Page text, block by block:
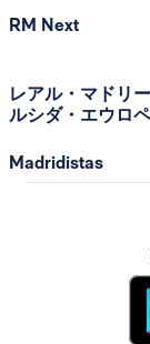
RM Next
レアル・マドリ
ルシダ・エウロ
Madridistas